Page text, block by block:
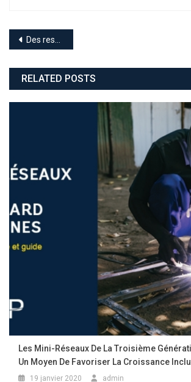
Navigation
de
l’article
Des ressources financières saines, de la discipline dans les dépenses, de l’eau potable et une électricité fiable sont tous des éléments nécessaires au progrès.
RELATED POSTS
Les Mini-Réseaux De La Troisième
Un Moyen De Favoriser La Croissance
19 janvier 2020 admin